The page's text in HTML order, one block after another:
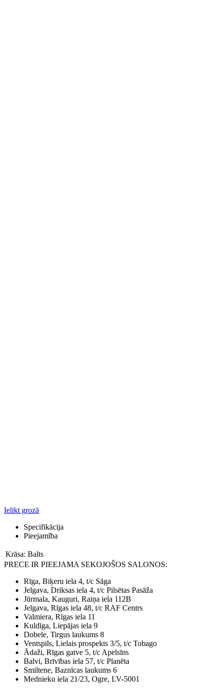
Ielikt grozā
Specifikācija
Pieejamība
Krāsa: Balts
PRECE IR PIEEJAMA SEKOJOŠOS SALONOS:
Rīga, Biķeru iela 4, t/c Sāga
Jelgava, Driksas iela 4, t/c Pilsētas Pasāža
Jūrmala, Kauguri, Raiņa iela 112B
Jelgava, Rīgas iela 48, t/c RAF Centrs
Valmiera, Rīgas iela 11
Kuldīga, Liepājas iela 9
Dobele, Tirgus laukums 8
Ventspils, Lielais prospekts 3/5, t/c Tobago
Ādaži, Rīgas gatve 5, t/c Apelsīns
Balvi, Brīvības iela 57, t/c Planēta
Smiltene, Baznīcas laukums 6
Mednieku iela 21/23, Ogre, LV-5001